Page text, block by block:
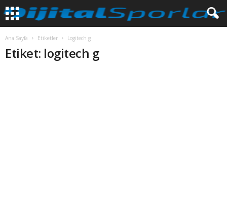
Ana Sayfa Etiketler Logitech g
Etiket: logitech g